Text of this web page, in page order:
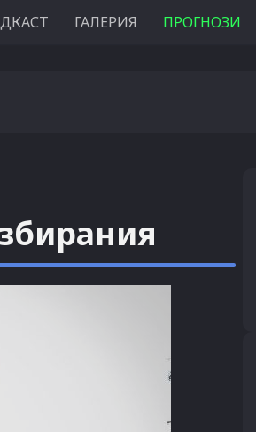
ГАЛЕРИЯ ПРОГНОЗИ